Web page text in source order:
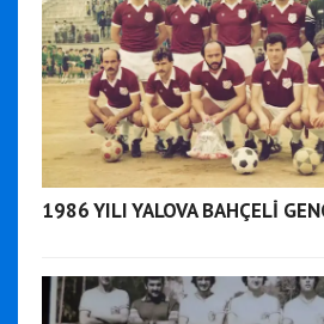
1986 YILI YALOVA BAHÇELİ